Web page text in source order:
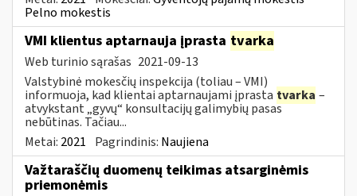
Pelno mokestis
VMI klientus aptarnauja įprasta tvarka
Web turinio sąrašas 2021-09-13
Valstybinė mokesčių inspekcija (toliau – VMI)
informuoja, kad klientai aptarnaujami įprasta tvarka –
atvykstant „gyvų“ konsultacijų galimybių pasas
nebūtinas. Tačiau...
Metai: 2021 Pagrindinis: Naujiena
Važtaraščių duomenų teikimas atsarginėmis
priemonėmis